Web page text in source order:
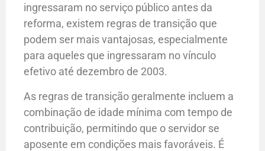
ingressaram no serviço público antes da
reforma, existem regras de transição que
podem ser mais vantajosas, especialmente
para aqueles que ingressaram no vínculo
efetivo até dezembro de 2003.
As regras de transição geralmente incluem a
combinação de idade mínima com tempo de
contribuição, permitindo que o servidor se
aposente em condições mais favoráveis. É